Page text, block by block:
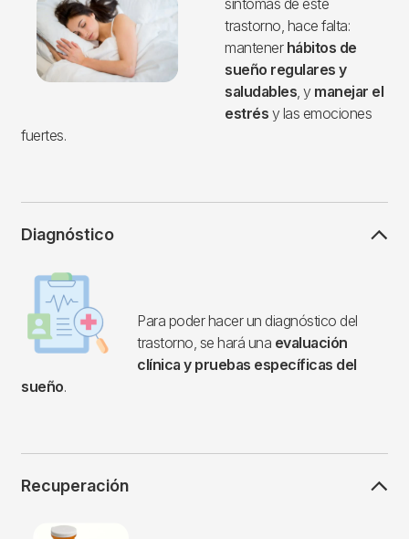
síntomas de este
trastorno, hace falta:
mantenerhábitos de
sueño regulares y
saludables, y manejar el
estrés y las emociones
fuertes.
Diagnóstico
Imagen
Para poder hacer un diagnóstico del
trastorno, se hará una evaluación
clínica y pruebas específicas del
sueño.
Recuperación
Imagen